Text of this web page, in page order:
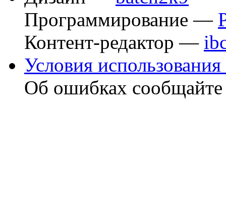
Программирование —
Контент-редактор —
Условия использования
Об ошибках